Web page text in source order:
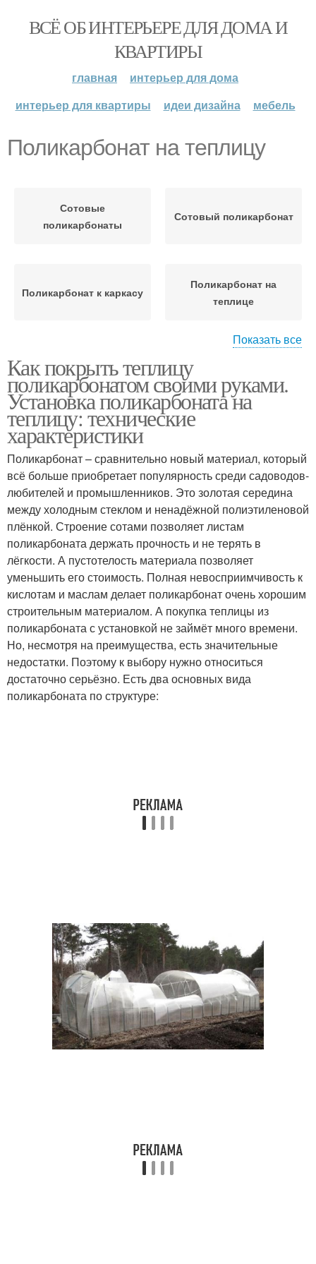
ВСЁ ОБ ИНТЕРЬЕРЕ ДЛЯ ДОМА И
КВАРТИРЫ
главная
интерьер для дома
интерьер для квартиры
идеи дизайна мебель
Поликарбонат на теплицу
Сотовые
поликарбонаты
Сотовый поликарбонат
Поликарбонат к каркасу
Поликарбонат на
теплице
поликарбоната
Показать все
Как покрыть теплицу
поликарбонатом своими руками.
Установка поликарбоната на
теплицу: технические
характеристики
Поликарбонат – сравнительно новый материал, который
всё больше приобретает популярность среди садоводов-
любителей и промышленников. Это золотая середина
между холодным стеклом и ненадёжной полиэтиленовой
плёнкой. Строение сотами позволяет листам
поликарбоната держать прочность и не терять в
лёгкости. А пустотелость материала позволяет
уменьшить его стоимость. Полная невосприимчивость к
кислотам и маслам делает поликарбонат очень хорошим
строительным материалом. А покупка теплицы из
поликарбоната с установкой не займёт много времени.
Но, несмотря на преимущества, есть значительные
недостатки. Поэтому к выбору нужно относиться
достаточно серьёзно. Есть два основных вида
поликарбоната по структуре: